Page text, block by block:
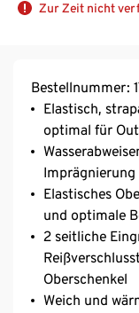
Zur Zeit nicht
Bestellnummer:
Elastisch,
optimal für
Imprägnierung
Elastisches
und optimale
2 seitliche
Oberschenkel
Weich und